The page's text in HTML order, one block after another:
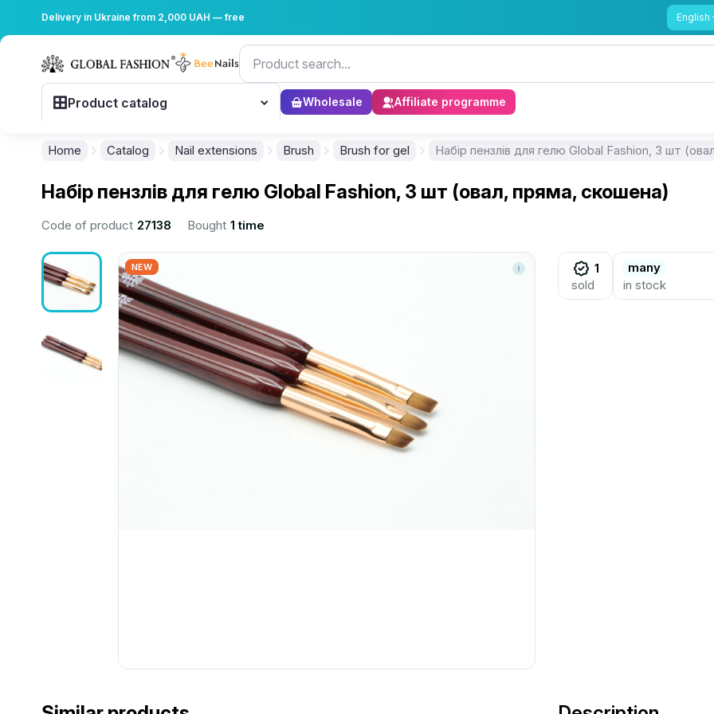
Delivery in Ukraine from 2,000 UAH — free English
Product catalog Wholesale Affiliate programme
Home Catalog Nail extensions Brush Brush for gel Набір пензлів для гелю Global Fashion, 3 шт
Набір пензлів для гелю Global Fashion, 3 шт (овал, пряма, скошена)
Code of product 27138 Bought 1 time
NEW
1
sold
many
in stock